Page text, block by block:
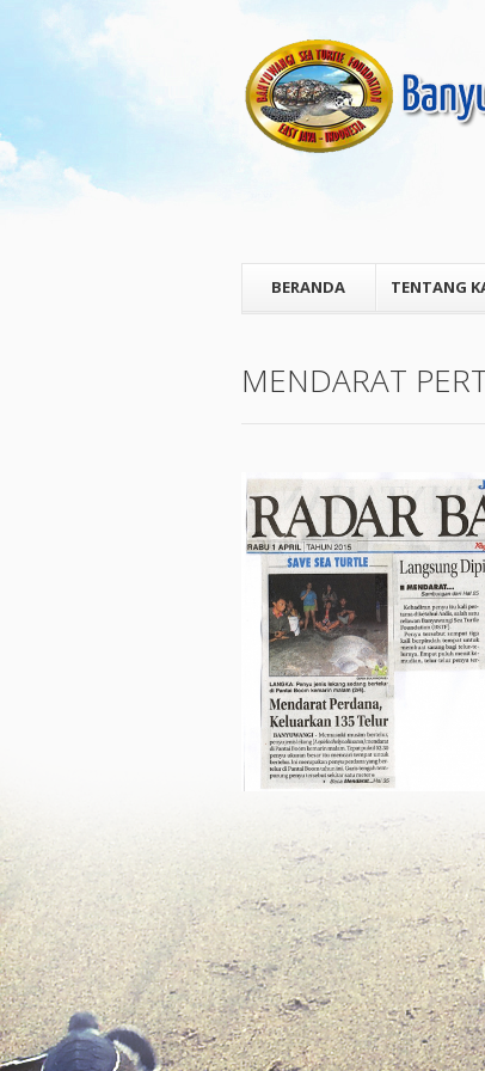
BERANDA TENTANG
MENDARAT